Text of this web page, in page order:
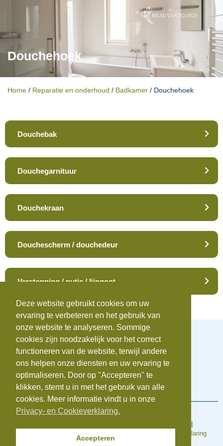
Douchehoek
Home / Reparatie en onderhoud / Badkamer / Douchehoek
Douchebak
Douchegarnituur
Douchekraan
Douchescherm / douchedeur
Verstopping / putje / lijngoot
Telefoonnummer:0172-742655
E-mail:info@beauvastgoed.nl
BTW: NL.8633.39.281.B.01 |KvK:84734876
Voorwaarden en regelingen
Privacyverklaring
Deze website gebruikt cookies om uw
ervaring te verbeteren en het gebruik van
onze website te analyseren. Sommige
cookies zijn noodzakelijk voor het correct
functioneren van de website, terwijl andere
ons helpen onze diensten en uw ervaring te
optimaliseren. Door op "Accepteren" te
klikken, stemt u in met het gebruik van alle
cookies. Meer informatie vindt u in onze
Privacy- en Cookieverklaring.
Accepteren